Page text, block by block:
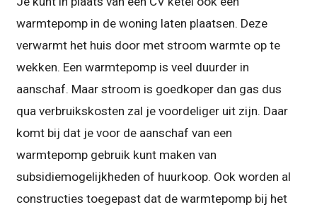
warmtepomp in de woning laten plaatsen. Deze
verwarmt het huis door met stroom warmte op te
wekken. Een warmtepomp is veel duurder in
aanschaf. Maar stroom is goedkoper dan gas dus
qua verbruikskosten zal je voordeliger uit zijn. Daar
komt bij dat je voor de aanschaf van een
warmtepomp gebruik kunt maken van
subsidiemogelijkheden of huurkoop. Ook worden al
constructies toegepast dat de warmtepomp bij het